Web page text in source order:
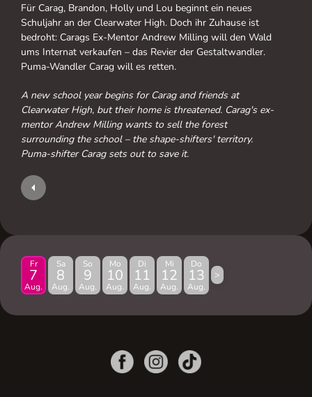
Für Carag, Brandon, Holly und Lou beginnt ein neues
Schuljahr an der Clearwater High. Doch ihr Zuhause ist
bedroht: Carags Ex-Mentor Andrew Milling will den Wald
ums Internat verkaufen – das Revier der Gestaltwandler.
Puma-Wandler Carag will es retten.
A new school year begins for Carag and friends at
Clearwater High, but their home is threatened. Carag's ex-
mentor Andrew Milling wants to sell the forest
surrounding the school – the shape-shifters' territory.
Puma-shifter Carag sets out to save it.
Fr
7
Aug.
Sa
8
Aug.
So
9
Aug.
Mo
10
Aug.
Di
11
Aug.
Mi
12
Aug.
Do
13
Aug.
>